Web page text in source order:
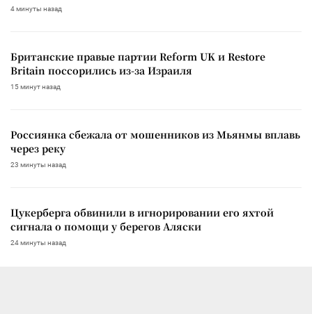
4 минуты назад
Британские правые партии Reform UK и Restore
Britain поссорились из-за Израиля
15 минут назад
Россиянка сбежала от мошенников из Мьянмы вплавь
через реку
23 минуты назад
Цукерберга обвинили в игнорировании его яхтой
сигнала о помощи у берегов Аляски
24 минуты назад